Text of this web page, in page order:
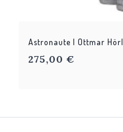
Astronaute | Ottmar Hörl
275,00 €